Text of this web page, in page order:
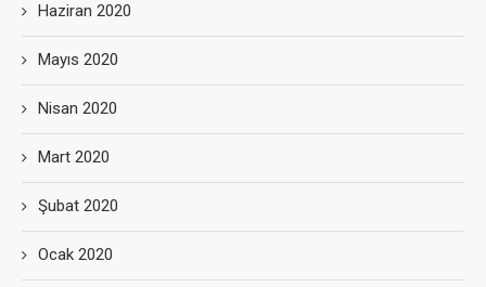
Haziran 2020
Mayıs 2020
Nisan 2020
Mart 2020
Şubat 2020
Ocak 2020